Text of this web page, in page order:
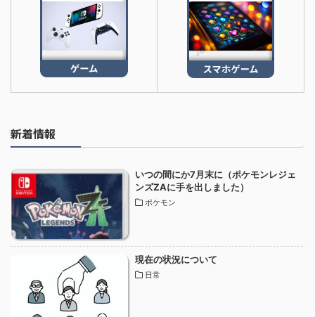
新着情報
いつの間にか7月末に（ポケモンレジェ
ンズZAに手を出しました）
ポケモン
現在の状況について
日常